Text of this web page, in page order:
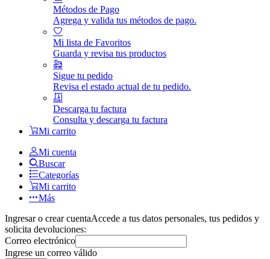
Métodos de Pago
Agrega y valida tus métodos de pago.
Mi lista de Favoritos
Guarda y revisa tus productos
Sigue tu pedido
Revisa el estado actual de tu pedido.
Descarga tu factura
Consulta y descarga tu factura
Mi carrito
Mi cuenta
Buscar
Categorías
Mi carrito
Más
Ingresar o crear cuentaAccede a tus datos personales, tus pedidos y
solicita devoluciones:
Correo electrónico
Ingrese un correo válido